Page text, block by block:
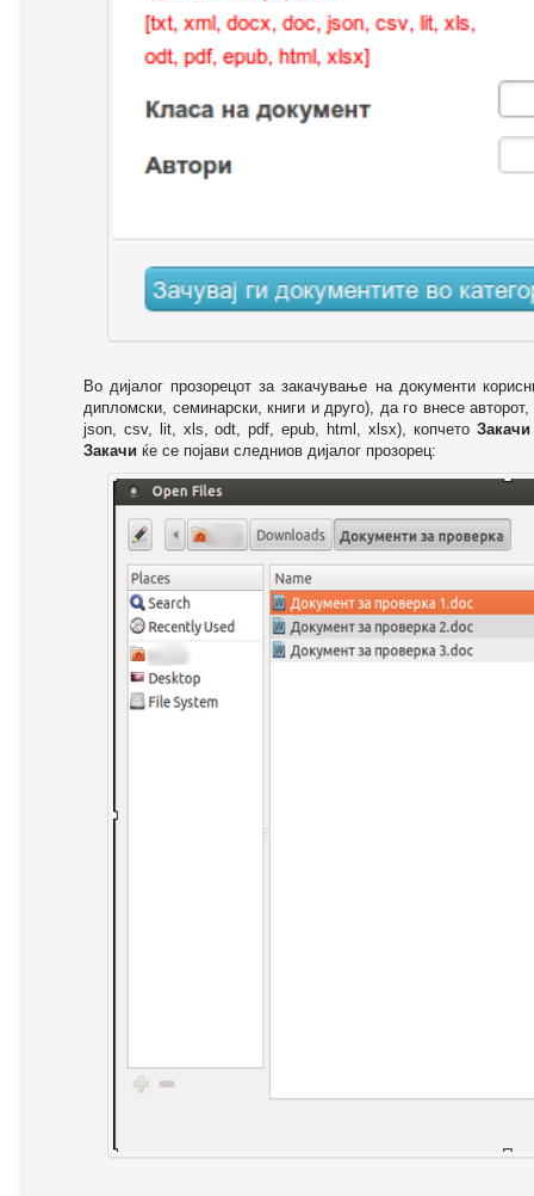
Во дијалог прозорецот за закачување на документи
дипломски, семинарски, книги и друго), да го внесе
json, csv, lit, xls, odt, pdf, epub, html, xlsx), копчето Закачи
Закачи ќе се појави следниов дијалог прозорец: